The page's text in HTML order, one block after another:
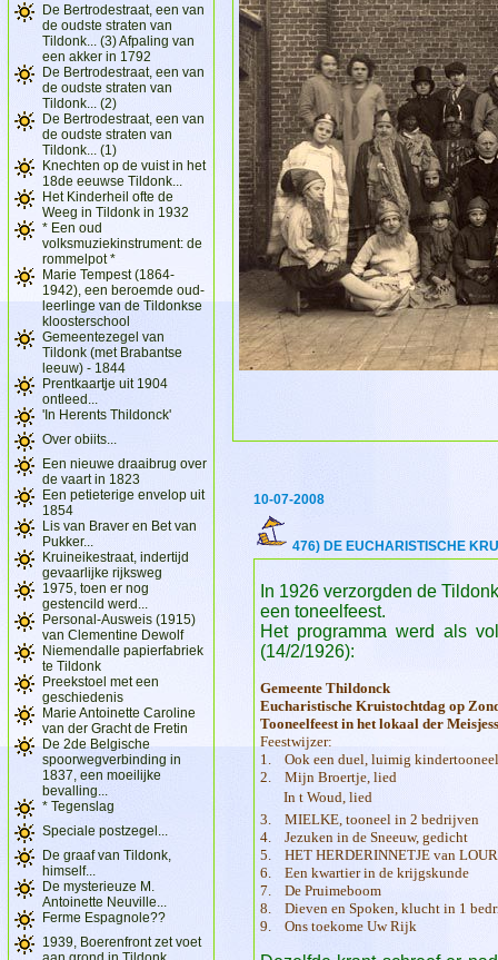
De Bertrodestraat, een van
de oudste straten van
Tildonk... (3) Afpaling van
een akker in 1792
De Bertrodestraat, een van
de oudste straten van
Tildonk... (2)
De Bertrodestraat, een van
de oudste straten van
Tildonk... (1)
Knechten op de vuist in het
18de eeuwse Tildonk...
Het Kinderheil ofte de
Weeg in Tildonk in 1932
* Een oud
volksmuziekinstrument: de
rommelpot *
Marie Tempest (1864-
1942), een beroemde oud-
leerlinge van de Tildonkse
kloosterschool
Gemeentezegel van
Tildonk (met Brabantse
leeuw) - 1844
Prentkaartje uit 1904
ontleed...
'In Herents Thildonck'
Over obiits...
Een nieuwe draaibrug over
de vaart in 1823
Een petieterige envelop uit
1854
Lis van Braver en Bet van
Pukker...
Kruineikestraat, indertijd
gevaarlijke rijksweg
1975, toen er nog
gestencild werd...
Personal-Ausweis (1915)
van Clementine Dewolf
Niemendalle papierfabriek
te Tildonk
Preekstoel met een
geschiedenis
Marie Antoinette Caroline
van der Gracht de Fretin
De 2de Belgische
spoorwegverbinding in
1837, een moeilijke
bevalling...
* Tegenslag
Speciale postzegel...
De graaf van Tildonk,
himself...
De mysterieuze M.
Antoinette Neuville...
Ferme Espagnole??
1939, Boerenfront zet voet
10-07-2008
476) DE EUCHARISTISCHE
In 1926 verzorgden de
een toneelfeest.
Het programma werd als
(14/2/1926):
Gemeente Thildonck
Eucharistische Kruistochtdag op
Tooneelfeest in het lokaal der
Feestwijzer:
1. Ook een duel, luimig
2. Mijn Broertje, lied
In t Woud, lied
3. MIELKE, tooneel in 2 bedrijven
4. Jezuken in de Sneeuw, gedicht
5. HET HERDERINNETJE van
6. Een kwartier in de krijgskunde
7. De Pruimeboom
8. Dieven en Spoken, klucht in 1
9. Ons toekome Uw Rijk